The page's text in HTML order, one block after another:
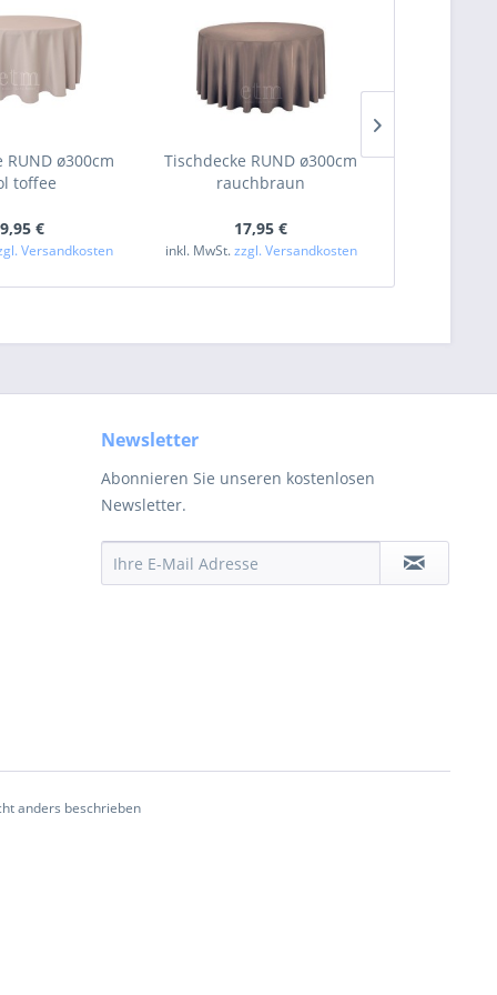
RUND ø300cm
toffee
€
Versandkosten
Tischdecke RUND ø300cm
rauchbraun
17,95 €
inkl. MwSt.zzgl. Versandkosten
Newsletter
Abonnieren Sie unseren kostenlosen
Newsletter.
anders beschrieben